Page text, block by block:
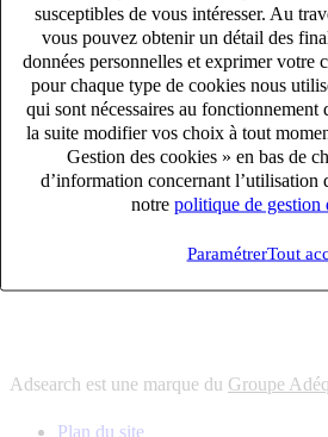
susceptibles de vous intéresser. Au
vous pouvez obtenir un détail des
données personnelles et exprimer votre
pour chaque type de cookies nous
qui sont nécessaires au fonctionnement
la suite modifier vos choix à tout
Gestion des cookies » en bas de
d’information concernant l’utilisation
notre politique de gestion
ParamétrerTout
connaître votre secteur et ses enjeux
12 bureaux en France
proximité avec nos clients et nos
6 solutions
s'adapter à vos besoin en recrutement
10 univers
connaître votre secteur et ses enjeux
proximité avec nos clients et nos
Adsearch est une marque du Groupe
Plan du site